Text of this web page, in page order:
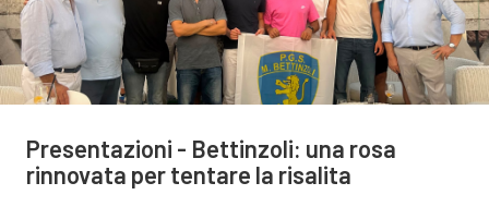
Presentazioni - Bettinzoli: una rosa
rinnovata per tentare la risalita